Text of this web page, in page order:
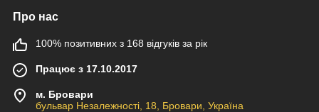
Про нас
100% позитивних з 168 відгуків за рік
Працює з 17.10.2017
м. Бровари
бульвар Незалежності, 18, Бровари, Україна